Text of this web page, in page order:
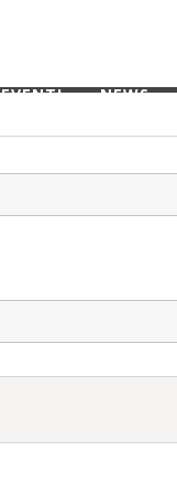
EVENTI NEWS